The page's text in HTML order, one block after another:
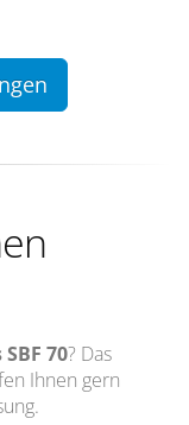
70? Das
Ihnen gern